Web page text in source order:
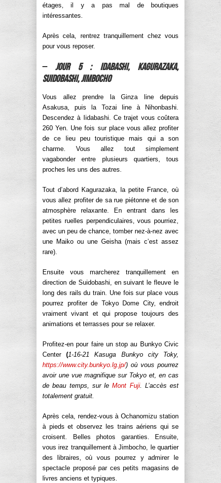
étages, il y a pas mal de boutiques
intéressantes.
Après cela, rentrez tranquillement chez vous
pour vous reposer.
–Jour 5 : Idabashi, Kagurazaka,
Suidobashi, Jimbocho
Vous allez prendre la Ginza line depuis
Asakusa, puis la Tozai line à Nihonbashi.
Descendez à Iidabashi. Ce trajet vous coûtera
260 Yen. Une fois sur place vous allez profiter
de ce lieu peu touristique mais qui a son
charme. Vous allez tout simplement
vagabonder entre plusieurs quartiers, tous
proches les uns des autres.
Tout d’abord Kagurazaka, la petite France, où
vous allez profiter de sa rue piétonne et de son
atmosphère relaxante. En entrant dans les
petites ruelles perpendiculaires, vous pourriez,
avec un peu de chance, tomber nez-à-nez avec
une Maiko ou une Geisha (mais c’est assez
rare).
Ensuite vous marcherez tranquillement en
direction de Suidobashi, en suivant le fleuve le
long des rails du train. Une fois sur place vous
pourrez profiter de Tokyo Dome City, endroit
vraiment vivant et qui propose toujours des
animations et terrasses pour se relaxer.
Profitez-en pour faire un stop au Bunkyo Civic
Center(1-16-21 Kasuga Bunkyo city Toky,
https://www.city.bunkyo.lg.jp/) où vous pourrez
avoir une vue magnifique sur Tokyo et, en cas
de beau temps, sur leMont Fuji. L’accès est
totalement gratuit.
Après cela, rendez-vous à Ochanomizu station
à pieds et observez les trains aériens qui se
croisent. Belles photos garanties. Ensuite,
vous irez tranquillement à Jimbocho, le quartier
des libraires, où vous pourrez y admirer le
spectacle proposé par ces petits magasins de
livres anciens et typiques.